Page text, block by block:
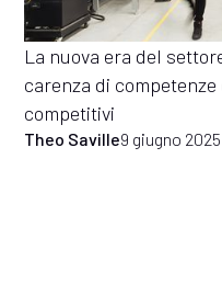
La nuova era del
carenza di
competitivi
Theo Saville9 giugno 2025